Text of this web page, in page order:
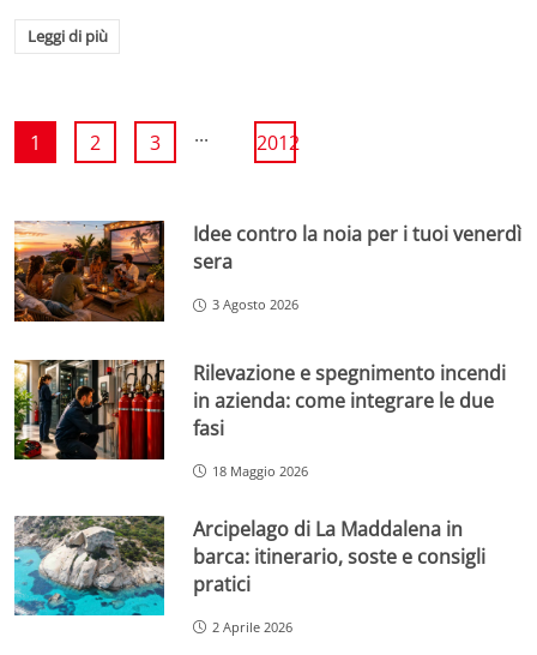
Leggi di più
1 2 3 ... 2012
Idee contro la noia per i tuoi venerdì
sera
3 Agosto 2026
Rilevazione e spegnimento incendi
in azienda: come integrare le due
fasi
18 Maggio 2026
Arcipelago di La Maddalena in
barca: itinerario, soste e consigli
pratici
2 Aprile 2026